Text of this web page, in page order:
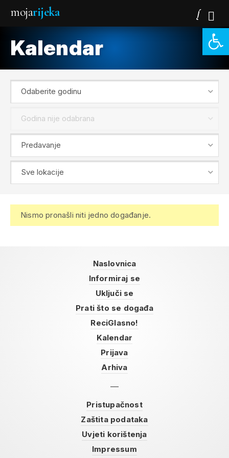
mojarijeka
Kalendar
Nismo pronašli niti jedno događanje.
Naslovnica
Informiraj se
Uključi se
Prati što se događa
ReciGlasno!
Kalendar
Prijava
Arhiva
Pristupačnost
Zaštita podataka
Uvjeti korištenja
Impressum